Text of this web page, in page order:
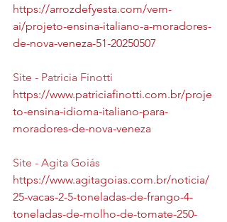
https://arrozdefyesta.com/vem-
ai/projeto-ensina-italiano-a-moradores-
de-nova-veneza-51-20250507
Site - Patricia Finotti
https://www.patriciafinotti.com.br/proje
to-ensina-idioma-italiano-para-
moradores-de-nova-veneza
Site - Agita Goiás
https://www.agitagoias.com.br/noticia/
25-vacas-2-5-toneladas-de-frango-4-
toneladas-de-molho-de-tomate-250-